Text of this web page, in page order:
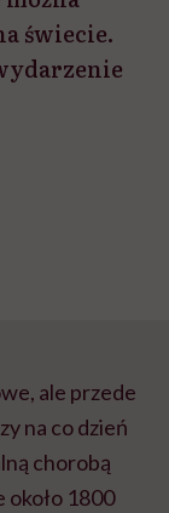
świecie.
ale przede
na co dzień
chorobą
1800